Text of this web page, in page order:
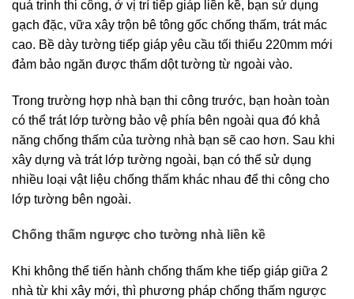
quá trình thi công, ở vị trí tiếp giáp liền kề, bạn sử dụng
gạch đặc, vữa xây trộn bê tông gốc chống thấm, trát mác
cao. Bề dày tường tiếp giáp yêu cầu tối thiểu 220mm mới
đảm bảo ngăn được thấm dột tường từ ngoài vào.
Trong trường hợp nhà bạn thi công trước, bạn hoàn toàn
có thể trát lớp tường bảo vệ phía bên ngoài qua đó khả
năng chống thấm của tường nhà bạn sẽ cao hơn. Sau khi
xây dựng và trát lớp tường ngoài, bạn có thể sử dụng
nhiều loại vật liệu chống thấm khác nhau để thi công cho
lớp tường bên ngoài.
Chống thấm ngược cho tường nhà liền kề
Khi không thể tiến hành chống thấm khe tiếp giáp giữa 2
nhà từ khi xây mới, thì phương pháp chống thấm ngược